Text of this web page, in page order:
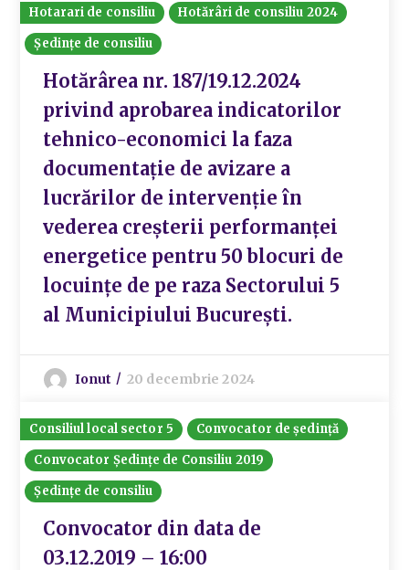
Hotarari de consiliu
Hotărâri de consiliu 2024
Ședințe de consiliu
Hotărârea nr. 187/19.12.2024
privind aprobarea indicatorilor
tehnico-economici la faza
documentație de avizare a
lucrărilor de intervenție în
vederea creșterii performanței
energetice pentru 50 blocuri de
locuințe de pe raza Sectorului 5
al Municipiului București.
Ionut 20 decembrie 2024
Consiliul local sector 5
Convocator de ședință
Convocator Ședințe de Consiliu 2019
Ședințe de consiliu
Convocator din data de
03.12.2019 – 16:00